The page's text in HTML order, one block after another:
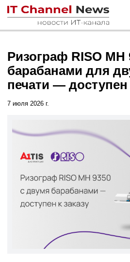
Ризограф RISO MH
барабанами для
печати — доступен
7 июля 2026 г.